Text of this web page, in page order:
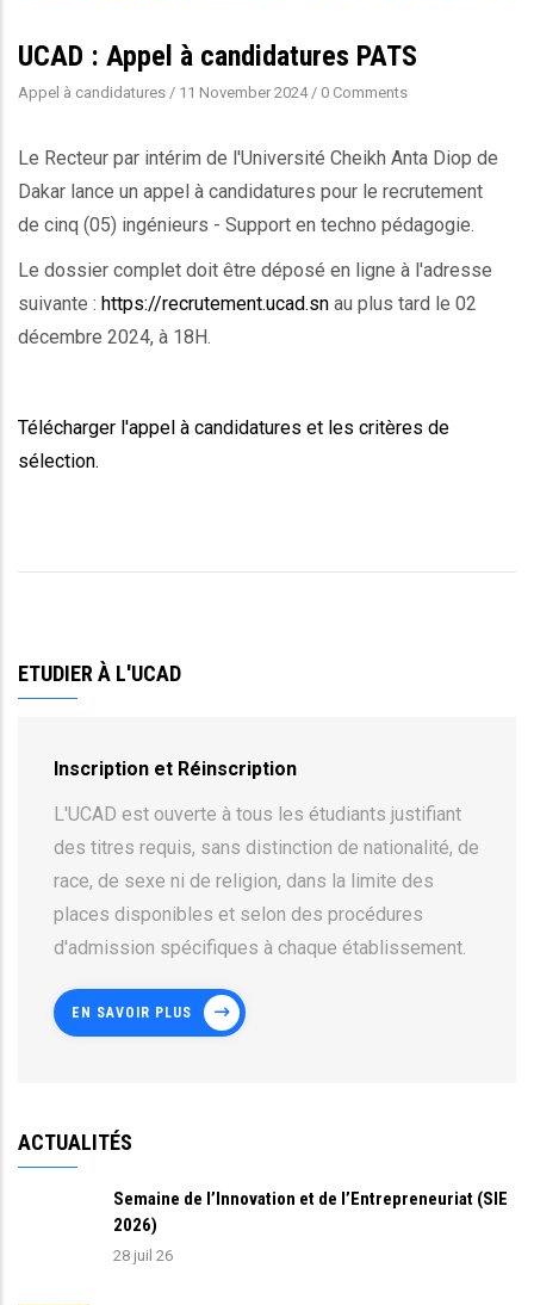
UCAD : Appel à candidatures PATS
Appel à candidatures / 11 November 2024 / 0 Comments
Le Recteur par intérim de l'Université Cheikh Anta Diop de
Dakar lance un appel à candidatures pour le recrutement
de cinq (05) ingénieurs - Support en techno pédagogie.
Le dossier complet doit être déposé en ligne à l'adresse
suivante : https://recrutement.ucad.sn au plus tard le 02
décembre 2024, à 18H.
Télécharger l'appel à candidatures et les critères de
sélection.
ETUDIER À L'UCAD
Inscription et Réinscription
L'UCAD est ouverte à tous les étudiants justifiant
des titres requis, sans distinction de nationalité, de
race, de sexe ni de religion, dans la limite des
places disponibles et selon des procédures
d'admission spécifiques à chaque établissement.
EN SAVOIR PLUS
ACTUALITÉS
Semaine de l’Innovation et de l’Entrepreneuriat (SIE
2026)
28 juil 26